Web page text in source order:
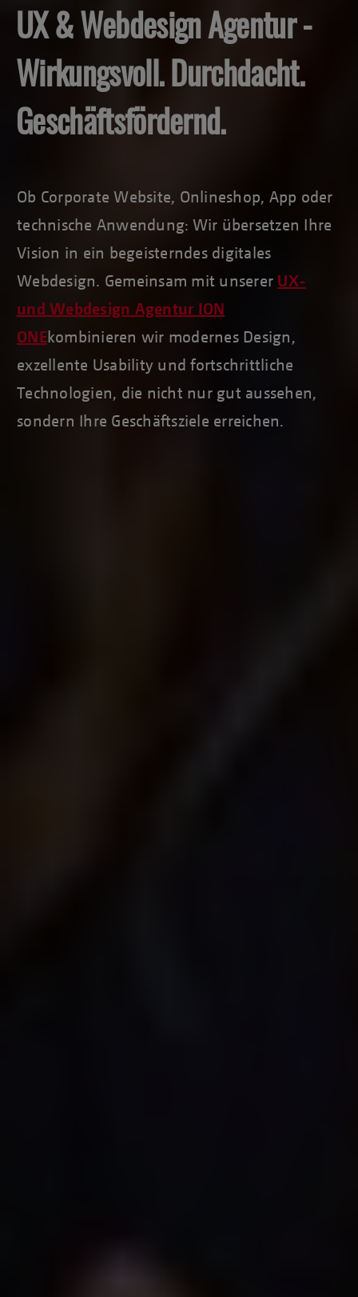
UX & Webdesign Agentur -
Wirkungsvoll. Durchdacht.
Geschäftsfördernd.
Ob Corporate Website, Onlineshop, App oder
technische Anwendung: Wir übersetzen Ihre
Vision in ein begeisterndes digitales
Webdesign. Gemeinsam mit unserer UX-
und Webdesign Agentur ION
ONEkombinieren wir modernes Design,
exzellente Usability und fortschrittliche
Technologien, die nicht nur gut aussehen,
sondern Ihre Geschäftsziele erreichen.